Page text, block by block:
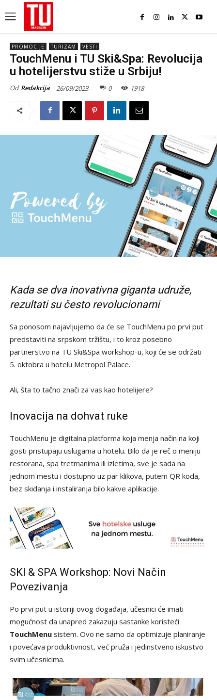
PROMOCIJE TURIZAM VESTI
TouchMenu i TU Ski&Spa: Revolucija
u hotelijerstvu stiže u Srbiju!
Od Redakcija 26/09/2023 0 1918
Kada se dva inovativna giganta udruže,
rezultati su često revolucionarni
Sa ponosom najavljujemo da će se TouchMenu po prvi put
predstaviti na srpskom tržištu, i to kroz posebno
partnerstvo na TU Ski&Spa workshop-u, koji će se održati
5. oktobra u hotelu Metropol Palace.
Ali, šta to tačno znači za vas kao hotelijere?
Inovacija na dohvat ruke
TouchMenu je digitalna platforma koja menja način na koji
gosti pristupaju uslugama u hotelu. Bilo da je reč o meniju
restorana, spa tretmanima ili izletima, sve je sada na
jednom mestu i dostupno uz par klikova, putem QR koda,
bez skidanja i instaliranja bilo kakve aplikacije.
SKI & SPA Workshop: Novi Način
Povezivanja
Po prvi put u istoriji ovog događaja, učesnici će imati
mogućnost da unapred zakazuju sastanke koristeći
TouchMenu sistem. Ovo ne samo da optimizuje planiranje
i povećava produktivnost, već pruža i jedinstveno iskustvo
svim učesnicima.